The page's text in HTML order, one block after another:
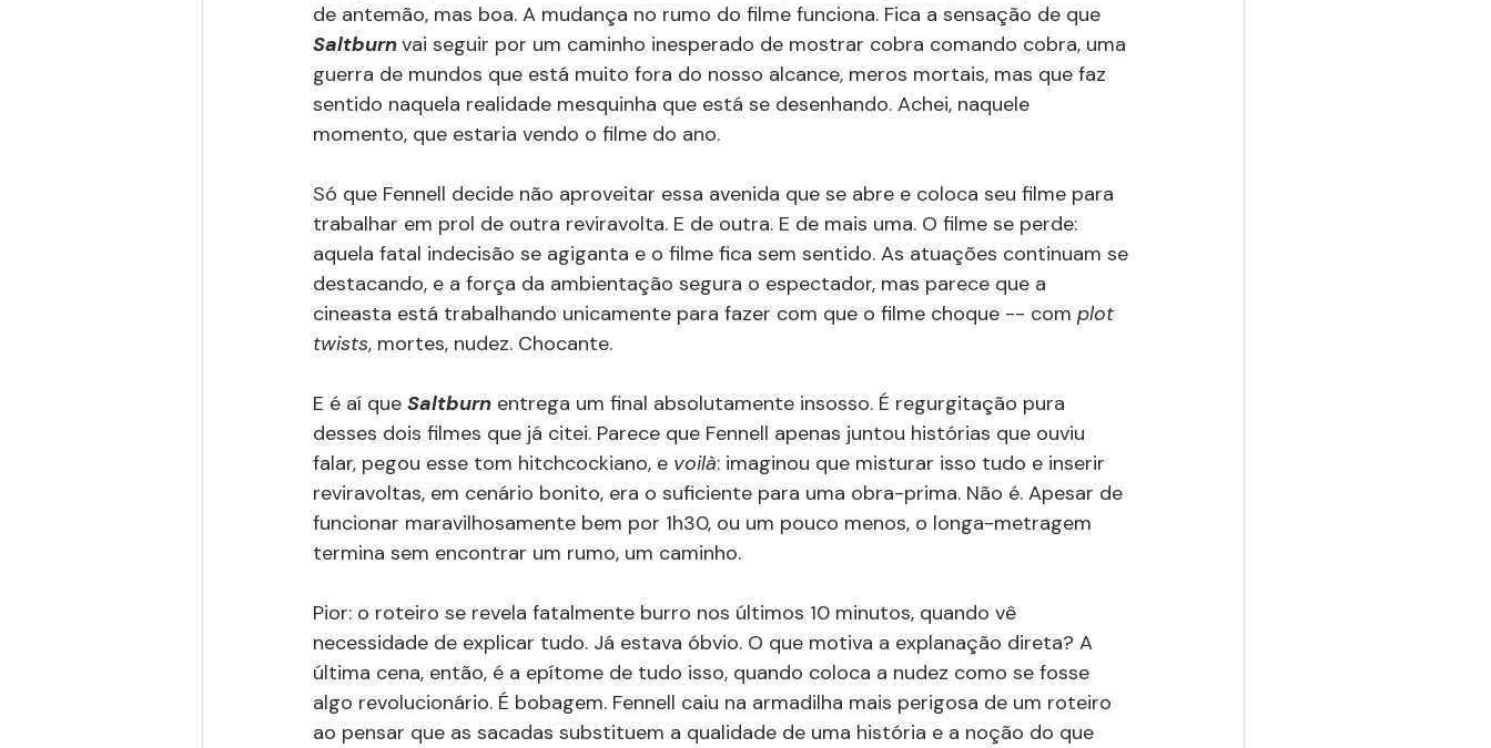
de antemão, mas boa. A mudança no rumo do filme funciona. Fica a sensação de que
Saltburnvai seguir por um caminho inesperado de mostrar cobra comando cobra, uma
guerra de mundos que está muito fora do nosso alcance, meros mortais, mas que faz
sentido naquela realidade mesquinha que está se desenhando. Achei, naquele
momento, que estaria vendo o filme do ano.
Só que Fennell decide não aproveitar essa avenida que se abre e coloca seu filme para
trabalhar em prol de outra reviravolta. E de outra. E de mais uma. O filme se perde:
aquela fatal indecisão se agiganta e o filme fica sem sentido. As atuações continuam se
destacando, e a força da ambientação segura o espectador, mas parece que a
cineasta está trabalhando unicamente para fazer com que o filme choque -- com plot
twists, mortes, nudez. Chocante.
E é aí que Saltburn entrega um final absolutamente insosso. É regurgitação pura
desses dois filmes que já citei. Parece que Fennell apenas juntou histórias que ouviu
falar, pegou esse tom hitchcockiano, e voilà: imaginou que misturar isso tudo e inserir
reviravoltas, em cenário bonito, era o suficiente para uma obra-prima. Não é. Apesar de
funcionar maravilhosamente bem por 1h30, ou um pouco menos, o longa-metragem
termina sem encontrar um rumo, um caminho.
Pior: o roteiro se revela fatalmente burro nos últimos 10 minutos, quando vê
necessidade de explicar tudo. Já estava óbvio. O que motiva a explanação direta? A
última cena, então, é a epítome de tudo isso, quando coloca a nudez como se fosse
algo revolucionário. É bobagem. Fennell caiu na armadilha mais perigosa de um roteiro
ao pensar que as sacadas substituem a qualidade de uma história e a noção do que